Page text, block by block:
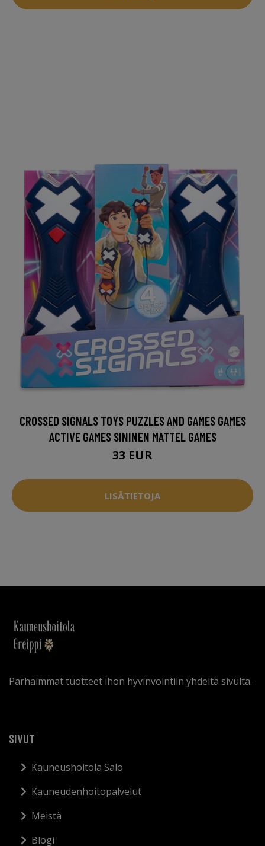
CROSSED SIGNALS TOYS PUZZLES AND GAMES GAMES
ACTIVE GAMES SININEN MATTEL GAMES
33 EUR
LISÄTIETOJA
Parhaimmat tuotteet ihon hyvinvointiin yhdeltä sivulta.
SIVUT
Kauneushoitola Salo
Kauneudenhoitopalvelut
Meistä
Blogi